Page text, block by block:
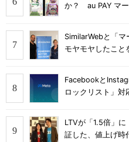
か？ au PAY マ
SimilarWebと「
モヤモヤしたこと
Facebookと
ロックリスト」対
LTVが「1.5倍」
証した、値上げ時